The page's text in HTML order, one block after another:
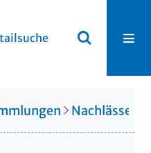
Nachlässe